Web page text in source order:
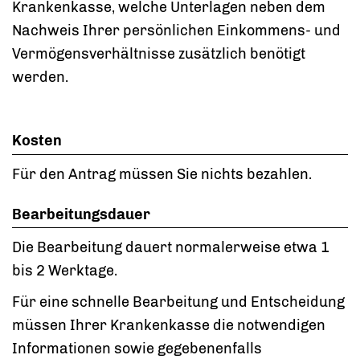
Krankenkasse, welche Unterlagen neben dem
Nachweis Ihrer persönlichen Einkommens- und
Vermögensverhältnisse zusätzlich benötigt
werden.
Kosten
Für den Antrag müssen Sie nichts bezahlen.
Bearbeitungsdauer
Die Bearbeitung dauert normalerweise etwa 1
bis 2 Werktage.
Für eine schnelle Bearbeitung und Entscheidung
müssen Ihrer Krankenkasse die notwendigen
Informationen sowie gegebenenfalls